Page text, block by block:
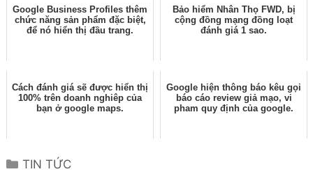
Google Business Profiles thêm
chức năng sản phẩm đặc biệt,
để nó hiển thị đầu trang.
Bảo hiểm Nhân Thọ FWD, bị
cộng đồng mạng đồng loạt
đánh giá 1 sao.
Cách đánh giá sẽ được hiển thị
100% trên doanh nghiêp của
bạn ở google maps.
Google hiện thông báo kêu gọi
báo cáo review giả mạo, vi
pham quy định của google.
Categories
TIN TỨC